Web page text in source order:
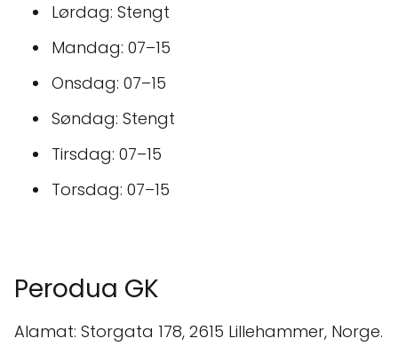
Lørdag: Stengt
Mandag: 07–15
Onsdag: 07–15
Søndag: Stengt
Tirsdag: 07–15
Torsdag: 07–15
Perodua GK
Alamat: Storgata 178, 2615 Lillehammer, Norge.